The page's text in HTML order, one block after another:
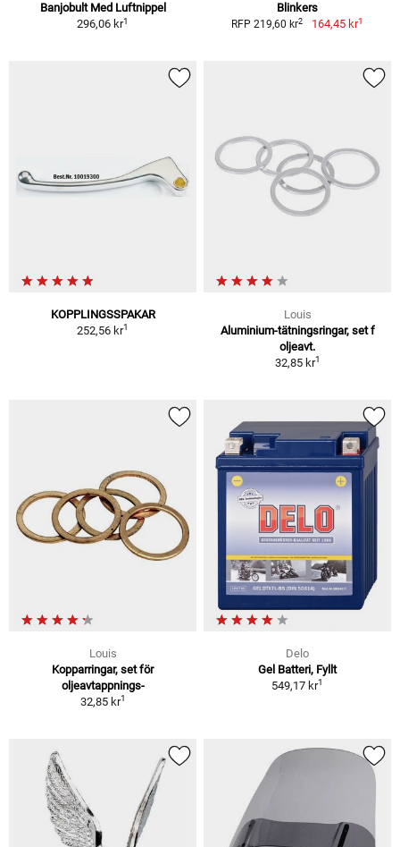
Banjobult Med Luftnippel
296,06 kr1
Blinkers
RFP 219,60 kr2 164,45 kr1
KOPPLINGSSPAKAR
252,56 kr1
Louis
Aluminium-tätningsringar, set f
oljeavt.
32,85 kr1
Louis
Kopparringar, set för
oljeavtappnings-
32,85 kr1
Delo
Gel Batteri, Fyllt
549,17 kr1